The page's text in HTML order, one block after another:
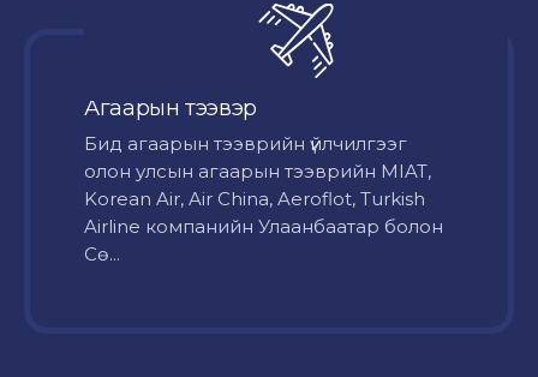
Агаарын тээвэр
Бид агаарын тээврийн үйлчилгээг
олон улсын агаарын тээврийн MIAT,
Korean Air, Air China, Aeroflot, Turkish
Airline компанийн Улаанбаатар болон
Сө...